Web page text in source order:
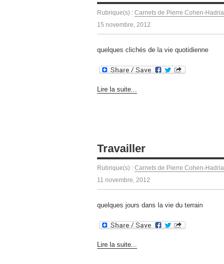
Rubrique(s) : Carnets de Pierre Cohen-Hadria
15 novembre, 2012
quelques clichés de la vie quotidienne
Lire la suite...
Travailler
Rubrique(s) : Carnets de Pierre Cohen-Hadria
11 novembre, 2012
quelques jours dans la vie du terrain
Lire la suite...